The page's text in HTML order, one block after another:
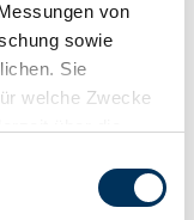
von
sowie
Sie
welche Zwecke